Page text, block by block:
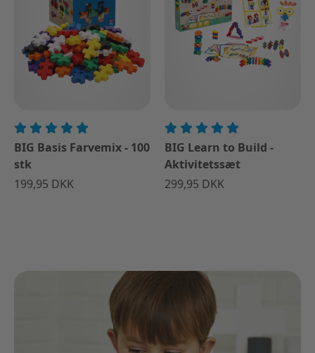
BIG Basis Farvemix - 100
stk
199,95 DKK
BIG Learn to Build -
Aktivitetssæt
299,95 DKK